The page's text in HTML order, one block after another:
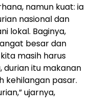
namun kuat: ia
nasional dan
lokal. Baginya,
besar dan
masih harus
durian itu makanan
kehilangan pasar.
ujarnya,